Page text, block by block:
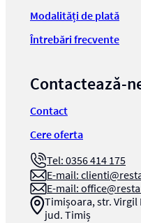
Modalități de plată
Întrebări frecvente
Contactează-
Contact
Cere oferta
Tel: 0356 414 175
E-mail:
E-mail:
Timișoara, str. Virgil
jud. Timiș